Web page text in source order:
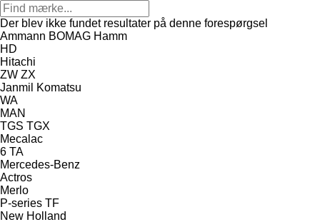
Der blev ikke fundet resultater på denne forespørgsel
Ammann BOMAG Hamm
HD
Hitachi
ZW ZX
Janmil
Komatsu
WA
MAN
TGS TGX
Mecalac
6 TA
Mercedes-Benz
Actros
Merlo
P-series TF
New Holland